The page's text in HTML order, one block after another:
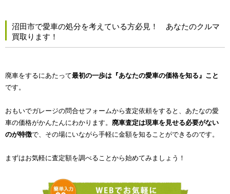
沼田市で愛車の処分を考えている方必見！ あなたのクルマ
買取ります！
廃車をするにあたって最初の一歩は『あなたの愛車の価格を知る』こと
です。
おもいでガレージの問合せフォームから査定依頼をすると、あたなの愛
車の価格がかんたんにわかります。 廃車査定は現車を見せる必要がない
のが特徴で、その場にいながら手軽に金額を知ることができるのです。
まずはお気軽に査定額を調べることから始めてみましょう！